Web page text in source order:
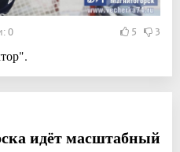
0 5 3
идёт масштабный